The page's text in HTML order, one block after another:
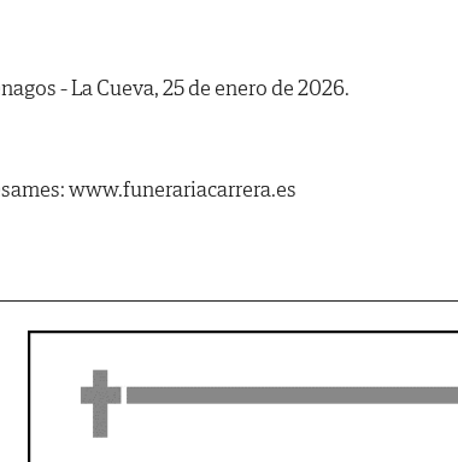
- La Cueva, 25 de enero de 2026.
www.funerariacarrera.es